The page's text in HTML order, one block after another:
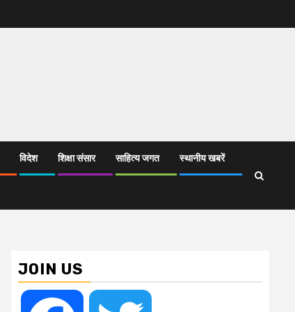
विदेश शिक्षा संसार साहित्य जगत स्थानीय खबरें
JOIN US